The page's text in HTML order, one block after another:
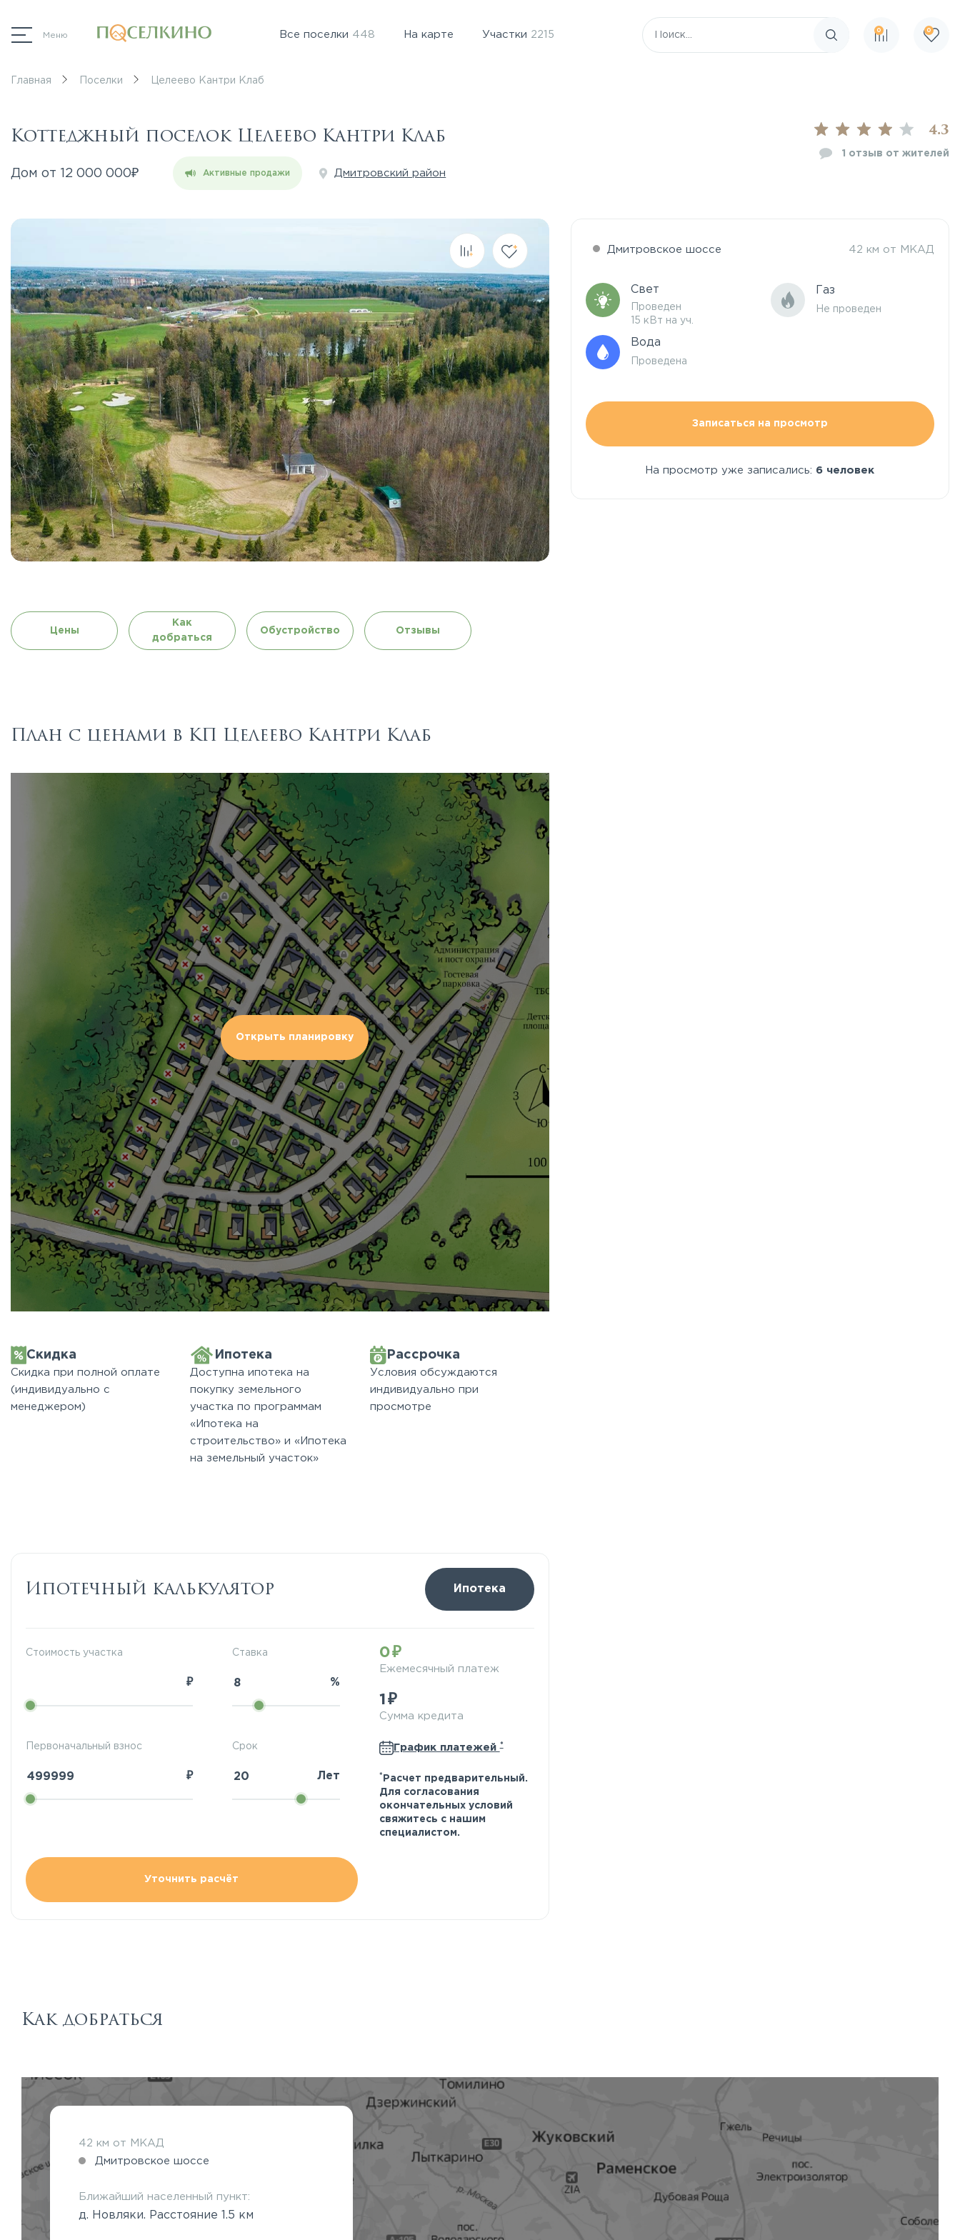
Меню Все поселки 448 На карте Участки 2215
Поиск по сайту
0 0
Главная Поселки Целеево Кантри Клаб
Коттеджный поселок Целеево Кантри Клаб
Дом от 12 000 000₽ Активные продажи Дмитровский район
4.3
1 отзыв от жителей
Цены
Как
добраться
Обустройство Отзывы
План с ценами в КП Целеево Кантри Клаб
Открыть планировку
Скидка
Скидка при полной оплате
(индивидуально с
менеджером)
Ипотека
Доступна ипотека на
покупку земельного
участка по программам
«Ипотека на
строительство» и «Ипотека
на земельный участок»
Рассрочка
Условия обсуждаются
индивидуально при
просмотре
Ипотечный калькулятор Ипотека
Стоимость участка
₽
Ставка
%
Первоначальный взнос
₽
Срок
Лет
Уточнить расчёт
0
Ежемесячный платеж
1
Сумма кредита
График платежей*
* Расчет предварительный.
Для согласования
окончательных условий
свяжитесь с нашим
специалистом.
Дмитровское шоссе 42 км от МКАД
Свет
Проведен
15 кВт на уч.
Газ
Не проведен
Вода
Проведена
Записаться на просмотр
На просмотр уже записались: 6 человек
Как добраться
42 км от МКАД
Дмитровское шоссе
Ближайший населенный пункт:
д. Новляки. Расстояние 1.5 км